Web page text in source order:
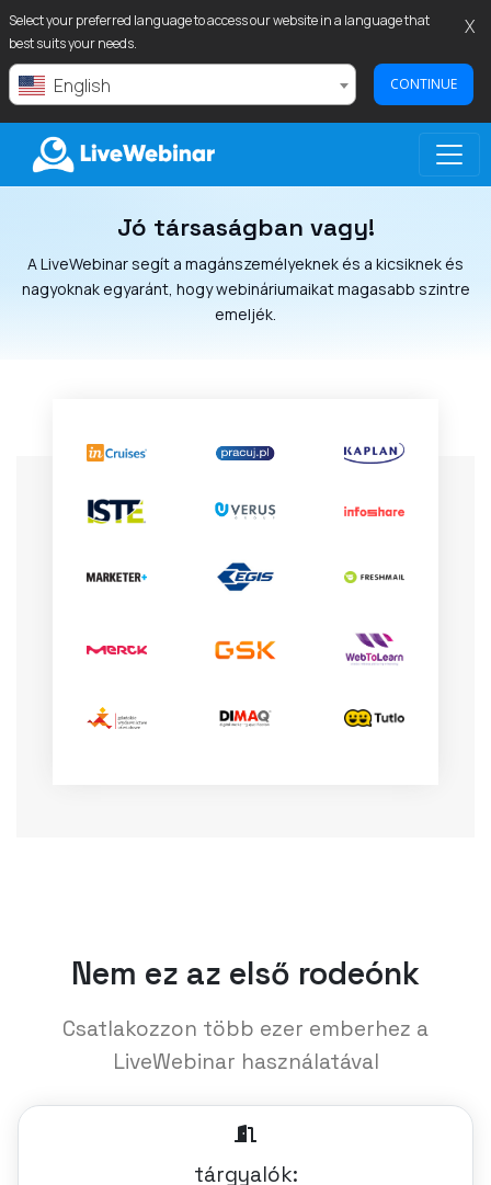
Select your preferred language to access our website in a language that
best suits your needs.
English CONTINUE
X
LIVEWEBINAR.COM
Jó társaságban vagy!
A LiveWebinar segít a magánszemélyeknek és a kicsiknek és
nagyoknak egyaránt, hogy webináriumaikat magasabb szintre
emeljék.
Nem ez az első rodeónk
Csatlakozzon több ezer emberhez a
LiveWebinar használatával
tárgyalók: